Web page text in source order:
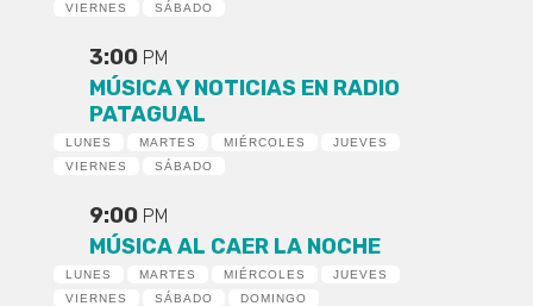
VIERNES
SÁBADO
3:00 PM
MÚSICA Y NOTICIAS EN RADIO
PATAGUAL
LUNES MARTES MIÉRCOLES
JUEVES
VIERNES
SÁBADO
9:00 PM
MÚSICA AL CAER LA NOCHE
LUNES MARTES MIÉRCOLES
JUEVES
VIERNES
SÁBADO DOMINGO